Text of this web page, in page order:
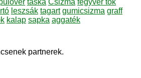
táska Csizma fegyver tok
leszsák tagart gumicsizma graff
kalap sapka aggaték
partnerek.